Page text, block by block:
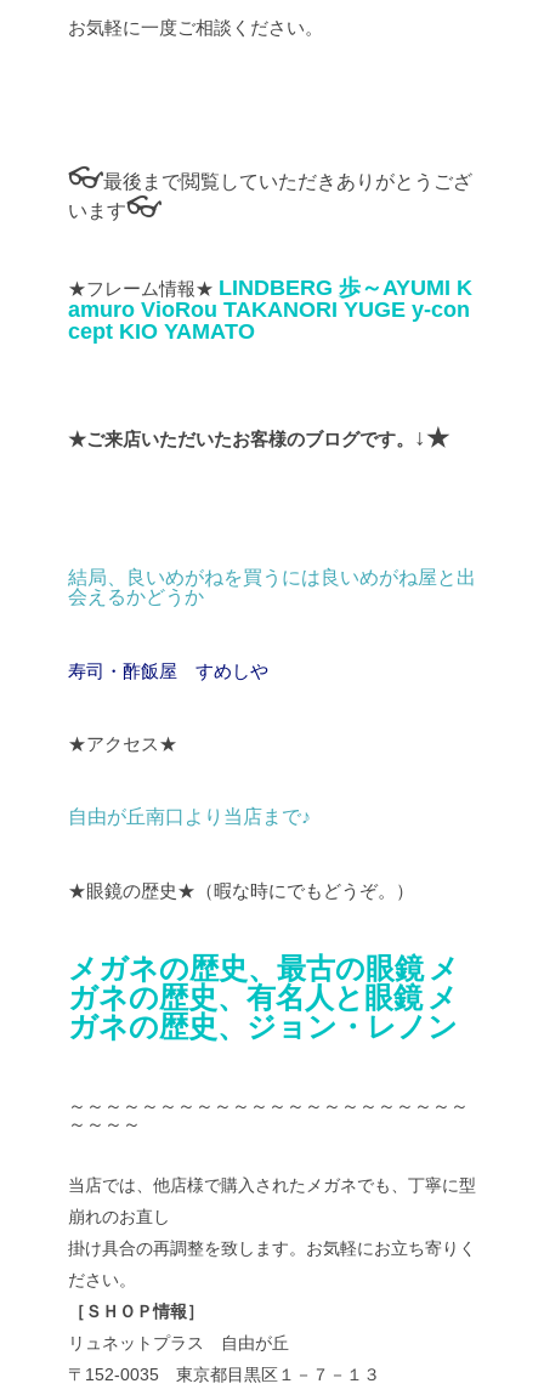
お気軽に一度ご相談ください。
👓最後まで閲覧していただきありがとうござ
います👓
★フレーム情報★ LINDBERG 歩～AYUMI K
amuro VioRou TAKANORI YUGE y-con
cept KIO YAMATO
★ご来店いただいたお客様のブログです。 ↓★
結局、良いめがねを買うには良いめがね屋と出
会えるかどうか
寿司・酢飯屋 すめしや
★アクセス★
自由が丘南口より当店まで♪
★眼鏡の歴史★（暇な時にでもどうぞ。）
メガネの歴史、最古の眼鏡 メ
ガネの歴史、有名人と眼鏡 メ
ガネの歴史、ジョン・レノン
～～～～～～～～～～～～～～～～～～～～～～
～～～～
当店では、他店様で購入されたメガネでも、丁寧に型
崩れのお直し
掛け具合の再調整を致します。お気軽にお立ち寄りく
ださい。
［ＳＨＯＰ情報］
リュネットプラス 自由が丘
〒152-0035 東京都目黒区１－７－１３